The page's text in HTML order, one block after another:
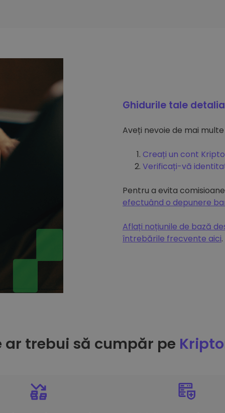
Ghidurile tale
Aveți nevoie de mai
Creați un cont
Verificați-vă
Pentru a evita
efectuând o depunere
Aflați noțiunile de bază
întrebările frecvente aici.
ar trebui să cumpăr pe